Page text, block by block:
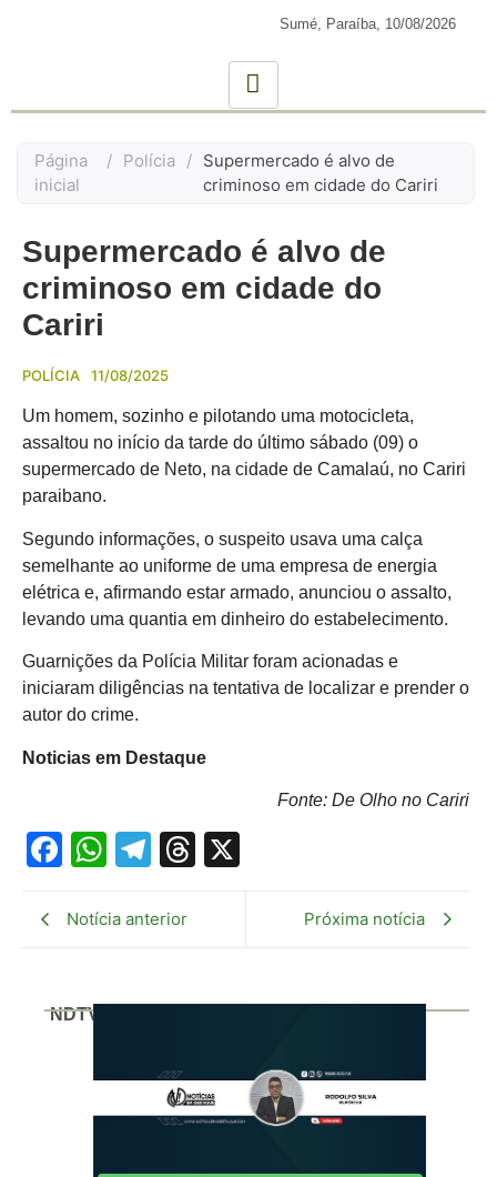
Sumé, Paraíba, 10/08/2026
Página
inicial
/ Polícia / Supermercado é alvo de
criminoso em cidade do Cariri
Supermercado é alvo de
criminoso em cidade do
Cariri
POLÍCIA 11/08/2025
Um homem, sozinho e pilotando uma motocicleta,
assaltou no início da tarde do último sábado (09) o
supermercado de Neto, na cidade de Camalaú, no Cariri
paraibano.
Segundo informações, o suspeito usava uma calça
semelhante ao uniforme de uma empresa de energia
elétrica e, afirmando estar armado, anunciou o assalto,
levando uma quantia em dinheiro do estabelecimento.
Guarnições da Polícia Militar foram acionadas e
iniciaram diligências na tentativa de localizar e prender o
autor do crime.
Noticias em Destaque
Fonte: De Olho no Cariri
Facebook
WhatsApp
Telegram
Threads
Notícia anterior Próxima notícia
NDTV